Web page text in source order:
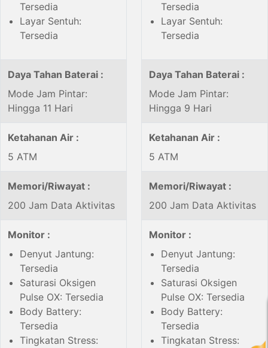
Tersedia
Layar Sentuh:
Tersedia
Tersedia
Layar Sentuh:
Tersedia
Daya Tahan Baterai :
Mode Jam Pintar:
Hingga 11 Hari
Daya Tahan Baterai :
Mode Jam Pintar:
Hingga 9 Hari
Ketahanan Air :
5 ATM
Ketahanan Air :
5 ATM
Memori/Riwayat :
200 Jam Data Aktivitas
Memori/Riwayat :
200 Jam Data Aktivitas
Monitor :
Denyut Jantung:
Tersedia
Saturasi Oksigen
Pulse OX: Tersedia
Body Battery:
Tersedia
Tingkatan Stress:
Monitor :
Denyut Jantung:
Tersedia
Saturasi Oksigen
Pulse OX: Tersedia
Body Battery:
Tersedia
Tingkatan Stress: